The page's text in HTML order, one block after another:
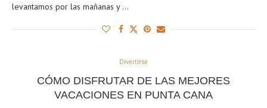
levantamos por las mañanas y …
Divertirse
CÓMO DISFRUTAR DE LAS MEJORES
VACACIONES EN PUNTA CANA